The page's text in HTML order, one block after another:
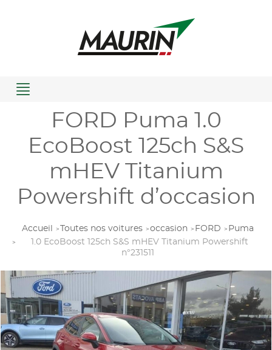
Menu
FORD Puma 1.0
EcoBoost 125ch S&S
mHEV Titanium
Powershift d’occasion
Accueil Toutes nos voitures occasion FORD
Puma
1.0 EcoBoost 125ch S&S mHEV Titanium Powershift
n°231511